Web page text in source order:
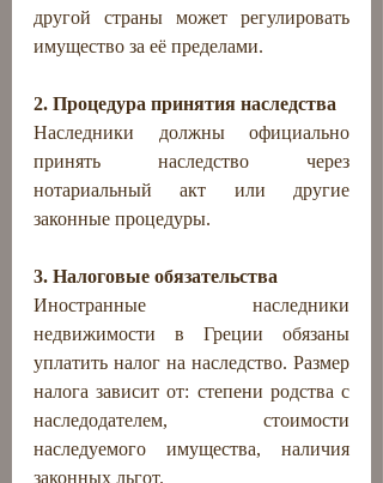
другой страны может регулировать
имущество за её пределами.
2. Процедура принятия наследства
Наследники должны официально
принять наследство через
нотариальный акт или другие
законные процедуры.
3. Налоговые обязательства
Иностранные наследники
недвижимости в Греции обязаны
уплатить налог на наследство. Размер
налога зависит от: степени родства с
наследодателем, стоимости
наследуемого имущества, наличия
законных льгот.